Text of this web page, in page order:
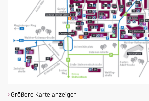
Größere Karte anzeigen